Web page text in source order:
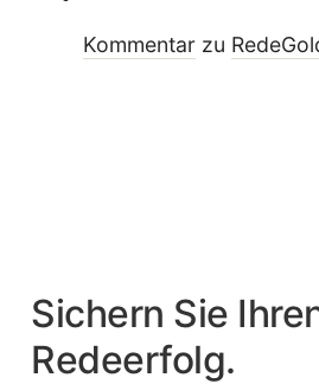
Kommentarzu
Sichern Sie
Redeerfolg.